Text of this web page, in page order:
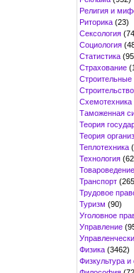
Религия и
Риторика (23)
Сексология
Социология
Статистика
Страхование
Строительные
Строительство
Схемотехника
Таможенная
Теория
Теория
Теплотехника
Технология
Товароведение
Транспорт
Трудовое
Туризм (90)
Уголовное
Управление
Физика (3462)
Физкультура и